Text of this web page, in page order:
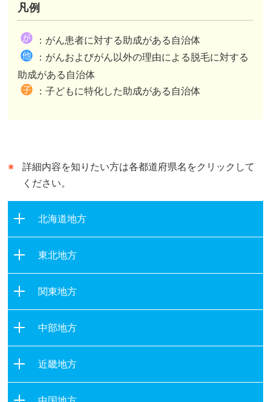
都道府県内市区町村が助成を行いその情報を都道府県がまとめたケースがあります。
市区町村独自の助成がある自治体は、自治体公式ホームページの助成事業ページまたは概要が記されたページへリンクしています。
市区町村独自の助成がない自治体は、自治体公式ホームページのトップページへリンクしています。
都道府県が行う助成との併用可、不可は市区町村によって異なります。
凡例
：がん患者に対する助成がある自治体
：がんおよびがん以外の理由による脱毛に対する
助成がある自治体
：子どもに特化した助成がある自治体
詳細内容を知りたい方は各都道府県名をクリックして
ください。
北海道地方
東北地方
宮城県
秋田県
山形県
福島県
関東地方
群馬県
埼玉県
千葉県
中部地方
石川県
近畿地方